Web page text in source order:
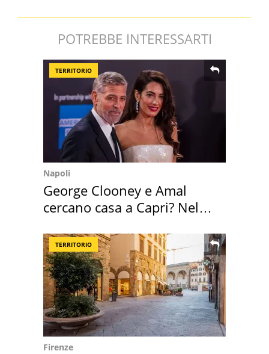
POTREBBE INTERESSARTI
TERRITORIO
Napoli
George Clooney e Amal
cercano casa a Capri? Nel
TERRITORIO
Firenze